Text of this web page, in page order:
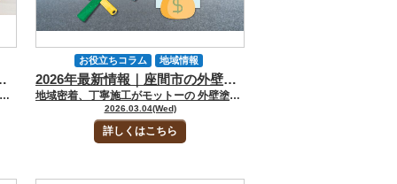
ォーム・太陽光発電までまとめて解説
厚木市で外壁塗装を考え始めた方の中には、 「補助金は使えるのか」 「屋根塗装や屋根修理も一緒に見たほうがいいのか」 「太陽光発電まで含めると何が変わるのか」 と迷う方も多いのではないでしょうか。厚木市は、このテーマで最初に誤解しやすいポイントがあります。というのも、市公式が“外壁塗装や屋根塗装で市の補助金が受けられる”ように見せる紛らわしいサイトに注意と案内しているからです。 つまり、厚木市では「塗装単独で誰でも使える市補助がある」と決めつけず、制度の目的と条件を先に整理することが大切です。 今回のお役立ちコラムでは、厚木市で外壁塗装を検討している方へ向けて、市公式で確認できる補助金・助成金の考え方を整理しながら、屋根塗装、屋根修理、外装リフォーム、内装リフォーム、太陽光発電まで含めて、どこまで補助対象に入り得るのかをわかりやすく解説します。 市補助が使えるケース、使いにくいケース、その代わりに見ておきたい国や県の制度までまとめて整理していきます。 [myphp file="comContactL"] 厚木市でまず整理したい外壁塗装補助金の全体像 厚木市の補助金情報を調べるときは、最初に「塗装単独の補助なのか」「住まい全体の改修の一部として見たほうがいいのか」を分けて考える必要があります。 厚木市で確認しやすいのは、親元近居・同居に伴う住宅改修補助や、省エネ改修に関する税制上の減額です。反対に、一般的な外壁塗装だけを直接対象にした市補助として案内されているわけではありません。 先に結論を整理すると、厚木市は次の見方がわかりやすいです。 外壁塗装だけを単独で考えると、市補助はかなり限定的 親元同居のための改修なら、外壁や屋根が対象経費に入り得る 窓や断熱まで広げると、税制・県・国の制度が見えてくる 太陽光発電まで考えるなら、市の最新発表と国制度の両方を見るべきです。 見るべき制度 厚木市での位置づけ 外壁塗装との関係 親元近居・同居住宅取得等支援事業補助金 市の住宅改修補助として確認しやすい 条件に合えば外壁・屋根が対象経費に入り得る 省エネ改修の固定資産税減額 税制上の支援 塗装単独ではなく窓・断熱改修との組み合わせ向き 神奈川県既存住宅省エネ改修事業費補助金 県制度 窓改修必須。壁断熱などを加えると検討余地あり 住宅省エネ2026キャンペーン 国制度 外壁塗装そのものではなく、窓・給湯・省エネ改修と相性が良い 上のように整理すると、厚木市では「塗装だけの補助」を探すより、どの制度の土俵に乗せるかを考えた方がわかりやすいです。 厚木市で補助対象に入りやすい工事と注意点 厚木市で一番現実的に見ておきたいのは、親元近居・同居住宅取得等支援事業補助金の住宅改修補助金です。この制度は、市外に住んでいる子世帯が新たに厚木市で親世帯と同居を始める際、親世帯が現に居住している住宅の改修費用の一部を補助する制度です。 公式要綱では、住宅改修補助金の対象経費として、屋根、雨樋、柱、外壁等の外装工事費用のほか、内装工事、建具工事、電気・ガス等の設備工事、トイレ・風呂・キッチン等の給排水工事も挙げられています。 この制度が向いているケースは次のようなパターンです。 親世帯の家に子世帯が同居する 外壁だけでなく、屋根や内装、水まわりも一緒に整えたい 工事費をある程度まとめてかける予定がある 住まい全体の動線や使い勝手も改善したい。 ただし、ここで大切なのは、経年劣化に伴う単なる修繕は対象外だという点です。厚木市の案内では、住宅改修補助金は「同居による世帯員の増加に伴い必要となる修繕、増築、設備改善等の機能向上に資する経費」が前提であり、一般的な塗り替えや、古くなったから直すだけの工事をそのまま補助に当てはめるのは危険です。 補助額は住宅改修補助金が補助対象経費の10分の1で上限20万円、さらに条件によって加算がある一方、住宅改修補助金自体の対象工事費には上限の考え方もあります。 工事の考え方 補助対象になりやすさ ポイント 単純な外壁塗装の塗り替え 低い 経年劣化のみの修繕は制度趣旨とずれやすい 親元同居に伴う外壁・屋根改修 高い 外装工事費用が対象経費に明記されている 外壁＋内装＋設備改善をまとめた改修 高い 制度の目的と相性が良い 雨漏り原因の補修を含む住まい全体の改修 状況次第 同居開始に必要な改修として整理できるかが重要 厚木市で補助金を活かしたい方ほど「この工事は塗装工事か」よりも、“同居開始に必要な改修として説明できるか”で判断した方がズレにくいです。 厚木市で市補助に当てはまらない場合の考え方 厚木市で塗装単独の市補助に当てはまらない場合でも、補助の可能性がゼロになるわけではありません。見方を変えて、断熱改修や給湯設備の更新、太陽光発電まで広げると、別の制度が見えてきます。厚木市には、一定の省エネ改修工事を行った住宅に対して、翌年度分の固定資産税の3分の1相当額を減額する制度があります。ここでは窓の改修が必須で、床・天井・壁の断熱改修を組み合わせる形です。自己負担費用が60万円超などの条件もあるため、外壁塗装単体より、窓・断熱・設備を含めた住まい全体の改善と相性が良いです。 市補助に当てはまらないときほど、次の順で考えると整理しやすいです。 外壁塗装だけの話なのか 屋根や内装もまとめて見直すのか 窓・断熱・給湯まで含めて省エネ改修に広げるのか 太陽光発電や蓄電池まで含めて中長期の光熱費削減を狙うのか。 制度 使いどころ 注意点 厚木市の省エネ改修に伴う固定資産税減額 窓・壁・床・天井の断熱改修を考えるとき 窓改修が必須、自己負担額要件あり 神奈川県既存住宅省エネ改修事業費補助金 窓改修を中心に断熱性能を上げたいとき 窓（玄関ドア等含む）の改修が必須、上限20万円 住宅省エネ2026キャンペーン 窓・給湯・省エネ改修を組み合わせるとき 外壁塗装そのものが主対象ではない 太陽光発電・蓄電池 厚木市の最新発表や国・県制度と併用検討 募集時期・要件の確認が必要 厚木市では、塗装単独の補助金記事を書くと誤解を招きやすい反面、外壁塗装をきっかけに住まい全体の工事計画を組み立てる記事にすると、むしろ検索意図と実態の両方に合いやすくなります。 参考にした公的サイト 厚木市の補助金は、制度名だけで判断せず、目的・条件・着工前後の扱いまで必ず確認してから進めるのが安全です。 以下に今回のコラムで参考、引用したサイトリンクをご紹介します。 厚木市 親元近居・同居住宅取得等支援事業補助金 厚木市 親元近居・同居住宅取得等支援事業補助金交付要綱 厚木市 リフォーム補助金についての紛らわしいインターネットサイトに御注意ください 厚木市 熱損失防止改修住宅に対する固定資産税の減額 神奈川県既存住宅省エネ改修事業費補助金 住宅省エネ2026キャンペーン [myphp file="comContactL"] FAQ｜厚木市の外壁塗装補助金・助成金についてよくある質問 厚木市で外壁塗装の補助金を調べると「使えると書いてある情報」と「市公式の説明」が食い違っていることがあります。実際、厚木市は、外壁塗装や屋根塗装で市の補助金が受けられるように見せる紛らわしいサイトへの注意喚起を出しています。 だからこそ、制度名だけで判断するのではなく「誰が」「どんな目的で」「どの工事に」使えるのかまで確認することが大切です。 Q.厚木市では外壁塗装だけで補助金が使えますか？ A.厚木市では、一般的な意味での「外壁塗装だけに幅広く使える市補助」があると考えるのは危険です。市公式でも、外壁塗装や屋根塗装で市の補助金が受けられるように見せる紛らわしい案内に注意するよう案内されています。 実際に市制度として確認しやすいのは、親元近居・同居住宅取得等支援事業補助金のうちの住宅改修補助金ですが、これは市外から転入する子世帯が親世帯と同居を始めることに伴う改修が前提です。しかも、対象経費は「世帯員の増加に伴い必要となる工事費用」であり、単なる模様替えや経年劣化に伴う修繕は対象外とされています。 つまり、築年数が経ったから外壁を塗り替えたい、という通常の塗装工事をそのまま厚木市の補助金に当てはめるのは難しいと考えた方が安全です。 Q.厚木市で外壁や屋根の工事が補助対象に入りやすいのはどんなケースですか？ A.厚木市で外壁や屋根の工事が補助対象に入りやすいのは、親元同居の開始に伴って住まい全体を整えるケースです。 親元近居・同居住宅取得等支援事業補助金の住宅改修補助金では、対象経費として、屋根、雨樋、柱、外壁などの外装工事費用のほか、床・内壁・天井などの内装工事、建具工事、電気・ガス等の設備工事、トイレ・風呂・キッチン等の給排水工事も挙げられています。つまり、外壁塗装だけを見るよりも、屋根修理や内装リフォーム、水まわり改善まで含めて、同居のために必要な改修として整理できるかがポイントになります。 また、改修費用の合計が50万円以上であることも条件のひとつです。そのため、厚木市では「外壁塗装の補助金」という切り口より「親世帯の家を同居しやすい状態に整える改修の一部として外壁や屋根も対象になる」と理解した方が実態に合っています。 Q.厚木市の補助金が使えない場合、次に何を見ればいいですか？ A.厚木市の市補助が使えない場合でも、そこで終わりではありません。外壁塗装単独ではなく、窓・断熱・設備更新まで視野を広げると、別の制度が見えてきます。 たとえば厚木市には、一定の省エネ改修を行った住宅に対して固定資産税を減額する制度があり、窓の改修を必須としたうえで、床・天井・壁の断熱改修などを行うと、翌年度分の固定資産税の3分の1相当額が減額されます。 また、国の住宅省エネ2026キャンペーンや、神奈川県の既存住宅省エネ改修事業費補助金も、窓改修や断熱改修と相性が良い制度です。つまり、厚木市で「塗装だけでは補助に乗りにくい」と感じたら、住まいの性能改善まで含めて工事計画を組み直すことが、実務的にはかなり有効です。 厚木市の外壁塗装補助金で迷ったら中山建装へ｜制度確認から工事相談までまとめて対応します 厚木市で外壁塗装の補助金や助成金を調べると、 「塗装だけで使えるのか」 「屋根塗装や屋根修理も一緒に対象になるのか」 「断熱改修や太陽光発電まで広げたほうがいいのか」 と迷いやすいものです。 厚木市では一般的な外壁塗装を単独でそのまま市補助に当てはめるのは難しく、親元同居に伴う住宅改修や、省エネ改修、税制優遇、県や国の制度まで視野を広げて整理することが重要です。だからこそ、補助金の有無だけで工事を判断するのではなく「今の住まいに必要な工事は何か」「どの制度なら条件に合うのか」を一緒に見極めることが大切になります。 中山建装では、厚木市での外壁塗装、屋根塗装、屋根修理、外装リフォームのご相談はもちろん、補助金や助成金の活用を見据えた工事計画の整理にも対応しています。まずは問い合わせフォームからのお問い合わせ、メール、電話でのご相談、ショールームへの来店など、ご都合のよい方法で中山建装へお気軽にご相談ください。 [myphp file="comContactL"] ▼合わせてチェック▼ 中山建装塗装専門ショールーム 大和店 中山建装：カラーシミュレーションページ
2026年最新情報｜座間市の外壁塗装補助金ガイド｜屋根塗装・屋根修理・リフォーム・太陽光発電まで完全解説
地域密着、丁寧施工がモットーの 外壁塗装・屋根塗装専門店の中山建装です！ 代表取締役の中山です！ 座間市で戸建ての工事に使える補助金を調べるときは、まず市の補助金が何に使えるのかを整理しておくことが大切です。 2026年3月17日時点で、座間市公式ページで住宅オーナー向けに確認しやすいのは「子育て世帯等住宅リフォーム補助制度」と「スマートハウス関連設備設置補助金（太陽光発電・リチウムイオン蓄電池）」です。 反対に、外壁塗装や屋根塗装だけを単独で対象にした補助金は、今回確認した座間市公式ページでは明確に確認できませんでした。そのため、塗装工事を検討している方ほど「塗装単独の補助」を探すより、住宅リフォーム補助の対象工事に入るかどうかを確認する視点が重要です。 ▼合わせて読みたい▼座間市の外壁塗装費用はいくら？坪数別相場と見積りの落とし穴をプロが解説 [myphp file="comContactL"] 子育て世帯等住宅リフォーム補助制度は、まとまった改修を考える家庭ほど使いやすい 令和7年度座間市子育て世帯等住宅リフォーム補助制度は、18歳以下の子ども、または妊婦が属する世帯が現に居住する市内住宅を対象にした制度です。 申請条件として、市税の滞納がないこと、市内に本店・本社がある業者による工事であること、着工前申請であること、工事費が税抜30万円以上であることなどが定められていました。 補助額は工事金額の2分の1、上限30万円です。つまり、外装リフォームや内装リフォームをある程度まとめて進めたい子育て世帯には、非常に相性の良い制度です。なお、令和7年度の受付はすでに終了しており、募集は第1回・第2回とも終了しています。 ただし、外壁塗装・屋根塗装が補助対象かは「対象工事資料」の添付確認が必要 この制度は使い勝手が良い一方で、注意点もあります。座間市公式ページ本文には「対象工事に該当する工事（下記添付ファイルを参照）」とあり、対象工事の詳細は別添資料確認が前提になっています。 つまり、公開本文だけでは外壁塗装や屋根塗装が必ず対象だと断定できません。また、着工中・着工済みの工事は対象外で、交付決定通知後に着工しなければならない点も重要です。 塗装や屋根工事でこの補助金を使いたい場合は、見積もりを取る前後の段階で「対象工事に入るか」を先に確認しておくべきです。 太陽光発電と蓄電池は座間市のスマートハウス補助が王道 太陽光発電を検討している方は、座間市のスマートハウス関連設備設置補助金を必ず確認したいところです。令和7年度は、住宅用太陽光発電システムが1kWあたり1万円、上限4万円、リチウムイオン蓄電池が定額4万円でした。 対象要件として、太陽光は最大出力10kW未満であること、蓄電池はZEH支援事業の補助対象設備であることなどが示されています。市内住宅に設置し、自らの居住区画内で使うことも条件です。 令和7年度の市の太陽光補助は受付終了。令和8年度は公式発表待ち ただし、このスマートハウス補助は令和7年10月7日時点で申請額累計が予算額に達し、受付終了となっています。 2026年3月17日時点では、令和8年度版の募集ページは座間市公式でまだ確認できていません。そのため、記事では「現在募集中」と書くのではなく、前年度は実施されていたが、次年度は市公式の新着確認が必要という書き方が正確です。 太陽光発電や蓄電池は問い合わせが集中しやすい分野なので、募集開始後に検討するより、事前に工事内容や屋根状態まで整理しておく方が動きやすくなります。 参考サイト：環境保全に関する助成（座間市の環境系補助一覧） 座間市の市補助が終わっていても、国の住宅省エネ2026はチェックしたい 座間市の市補助金だけを見ると「今年はもう終わっている」と感じる方もいると思います。ただ、戸建てオーナーが見落としやすいのが、国の住宅省エネ2026キャンペーンです。 公式サイトでは、リフォーム分野について子育て世帯に限らず、すべての世帯が対象と案内されています。外壁塗装そのものに直接補助が付く制度ではありませんが、窓・断熱・給湯設備の見直しを組み合わせるなら、かなり使い勝手の良い制度です。 窓・断熱を一緒に見直すなら「みらいエコ住宅2026」「先進的窓リノベ2026」 住宅省エネ2026キャンペーンのリフォームでは、みらいエコ住宅2026事業と先進的窓リノベ2026事業が戸建てでも使いやすい制度です。 公式サイトでは、みらいエコ住宅2026事業はリフォーム内容に応じて40万円～100万円、先進的窓リノベ2026事業は住宅1戸あたり100万円が補助上限とされています。つまり、外壁塗装だけでは補助対象にしにくい場合でも、窓や断熱改修まで視野に入れると、補助金活用の幅が広がります。 とくに築年数の古い戸建てでは、塗装と一緒に「夏暑い・冬寒い」を改善したい方と相性が良いです。 給湯器交換まで考えるなら「給湯省エネ2026」も候補になる もうひとつ見ておきたいのが給湯省エネ2026事業です。公式のリフォーム案内では、戸建て住宅は2台まで対象で、エコキュートには性能加算3万円/台、電気温水器の撤去には撤去加算2万円/台が設定されています。 つまり、外壁塗装や屋根工事をきっかけに、給湯設備の交換までまとめて考える家庭には相性の良い制度です。住まい全体の維持費や光熱費を見直したい方には、太陽光発電だけでなく給湯設備まで含めて考える価値があります。 国の補助金は「施工店経由」で進む。自分で直接申請する仕組みではない 住宅省エネ2026は消費者本人が自分で申請する制度ではありません。公式では、交付申請等の手続きは工事施工者等が行う仕組みで、2026年3月10日から住宅省エネ支援事業者の登録が始まっています。 つまり、補助金を使いたい場合は、制度内容を知っている施工店と一緒に進めることが前提です。補助金を使うかもしれない方ほど、工事会社選びを先に間違えないことが重要です。 [myphp file="comContactL"] 補助金情報を踏まえると、座間市の戸建てオーナーはこう考えると分かりやすい 補助金の観点だけで整理すると、座間市の戸建てオーナーは次のように考えると分かりやすいです。 子育て世帯でリフォーム全体を考えている方…座間市の子育て世帯等住宅リフォーム補助制度を確認 太陽光発電や蓄電池を考えている方…座間市のスマートハウス補助の次年度募集有無を確認 塗装だけでなく断熱・窓・給湯まで含めて住まい全体を改善したい方...国の住宅省エネ2026キャンペーンも同時に見る この順で整理すると「何の補助金を見ればいいか」がかなりはっきりします。なお、外壁塗装・屋根塗装単独の補助は、座間市公式ページでは明確に確認できていないため、対象工事の範囲を事前に確認しながら進めるのが安全です。 [myphp file="comContactL"] FAQ｜座間市の外壁塗装・屋根塗装・リフォーム・太陽光発電についてよくある質問 座間市で外壁塗装をご検討中の方からは、塗り替えの時期だけでなく、屋根修理の必要性やリフォームの進め方、太陽光発電との関係まで、さまざまなご相談をいただきます。実際、戸建ての工事はひとつの工事だけで完結することのほうが少なく、全体を見ながら考えたほうが失敗しにくいものです。 ここでは、座間市のお客様から特によくいただくご質問を3つに絞ってお答えします。 Q.座間市で外壁塗装をするなら、屋根も一緒に点検したほうがいいですか？ A.はい、私は外壁塗装をご相談いただいたときほど、屋根も一緒に確認したほうがいいと考えています。 理由は単純で、外壁は毎日目に入るので色あせやひび割れに気づきやすい一方、屋根は普段ほとんど見えないため、傷みが進んでいても見落とされやすいからです。実際には、外壁より先に屋根の塗膜が切れていたり、板金や下地側に不具合が出ていたりすることもあります。 最初に全体を見ておけば、塗装でいいのか、補修が必要なのか、今やるべき工事の優先順位がはっきりします。 Q.雨漏りがある場合は、塗装よりも屋根修理を優先したほうがいいのでしょうか？ A.まず優先するべきなのは、塗装か修理かを決めることではなく、雨漏りの原因をきちんと突き止めることです。雨漏りは屋根材の割れやズレだけでなく、板金、シーリング、防水層、外壁のひび割れなど、いろいろな箇所が原因になります。 原因を特定しないまま外壁塗装や屋根塗装だけを進めても、根本的に解決しないことがあります。私は、雨漏りが絡む工事ほど「見た目」ではなく「原因」で判断するべきだと思っています。だからこそ、座間市で雨漏りが気になる方は、まず全体診断から入るのが安心です。 Q.太陽光発電や補助金のことも、外壁塗装の相談と一緒に話して大丈夫ですか？ A.もちろん大丈夫です。むしろ私は、住まいの工事を別々に考えすぎないほうが、結果として分かりやすく、無駄も減らせると思っています。 太陽光発電は屋根の状態と切り離して考えられませんし、補助金も工事内容や申請のタイミングによって使えるかどうかが変わります。外壁塗装、屋根修理、外装リフォーム、内装リフォーム、太陽光発電をまとめて整理すると、どこから手を付けるべきかが見えやすくなります。 中山建装では、塗装だけでなく補助金申請工事まで含めてご相談を受けていますので、住まい全体を見ながら進めたい方に向いています。 [myphp file="comContactL"] 座間市で外壁塗装も屋根修理も補助金工事もまとめて相談するなら中山建装へ 座間市で外壁塗装を考え始めた方の多くは、実際には塗装だけを知りたいわけではありません。屋根塗装や屋根修理も必要なのか、外装リフォームと内装リフォームをどう整理すればいいのか、太陽光発電まで含めて今の家に合った進め方は何なのか。そうした住まい全体の答えを知りたいのだと思います。私は、戸建ての工事は単発で切り分けるのではなく、これからの暮らし方や維持管理まで含めて考えるべきだと考えています。 中山建装は、厚木市・大和市・座間市の地域密着型業者として7000棟以上の施工実績を重ね、外壁塗装業者という枠を超えて、屋根修理、各種リフォーム、太陽光発電、補助金申請工事まで含めたご提案を行ってきました。塗装だけで済むのか、修理まで必要なのか、まとめて進めたほうが良いのか。その迷いを現場目線で整理し、分かりやすくお伝えすることが私たちの役割です。 座間市で住まいのことをどこに相談するべきか迷われたら、中山建装へご相談ください。問い合わせフォームからのお問い合わせ、メール、電話でのご相談、ショールームへの来店まで、状況に合わせてしっかり対応いたします。 [myphp file="comContactL"] ▼合わせてチェック▼ 中山建装塗装専門ショールーム 厚木店 中山建装塗装専門ショールーム 大和店
2026.03.04(Wed)
詳しくはこちら
お役立ちコラム
地域情報
塗装工事について
塗装費用について
外壁塗装
座間市
補助金・助成金情報
費用について